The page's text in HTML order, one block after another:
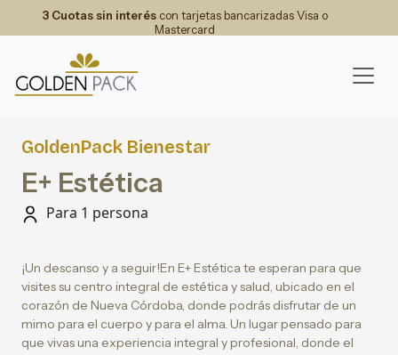
3 Cuotas sin interéscon tarjetas bancarizadas Visa o
Mastercard
GoldenPack Bienestar
E+ Estética
Para 1 persona
¡Un descanso y a seguir!En E+ Estética te esperan para que
visites su centro integral de estética y salud, ubicado en el
corazón de Nueva Córdoba, donde podrás disfrutar de un
mimo para el cuerpo y para el alma. Un lugar pensado para
que vivas una experiencia integral y profesional, donde el